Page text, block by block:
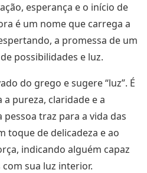
esperança e o início de
é um nome que carrega a
a promessa de um
possibilidades e luz.
do grego e sugere “luz”. É
pureza, claridade e a
traz para a vida das
toque de delicadeza e ao
indicando alguém capaz
sua luz interior.